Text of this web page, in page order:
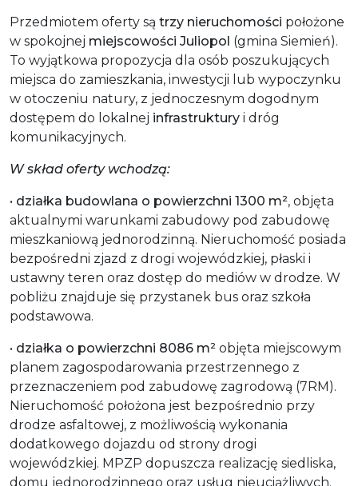
Przedmiotem oferty są trzy nieruchomości położone
w spokojnej miejscowości Juliopol (gmina Siemień).
To wyjątkowa propozycja dla osób poszukujących
miejsca do zamieszkania, inwestycji lub wypoczynku
w otoczeniu natury, z jednoczesnym dogodnym
dostępem do lokalnej infrastruktury i dróg
komunikacyjnych.
W skład oferty wchodzą:
• działka budowlana o powierzchni 1300 m², objęta
aktualnymi warunkami zabudowy pod zabudowę
mieszkaniową jednorodzinną. Nieruchomość posiada
bezpośredni zjazd z drogi wojewódzkiej, płaski i
ustawny teren oraz dostęp do mediów w drodze. W
pobliżu znajduje się przystanek bus oraz szkoła
podstawowa.
• działka o powierzchni 8086 m² objęta miejscowym
planem zagospodarowania przestrzennego z
przeznaczeniem pod zabudowę zagrodową (7RM).
Nieruchomość położona jest bezpośrednio przy
drodze asfaltowej, z możliwością wykonania
dodatkowego dojazdu od strony drogi
wojewódzkiej. MPZP dopuszcza realizację siedliska,
domu jednorodzinnego oraz usług nieuciążliwych.